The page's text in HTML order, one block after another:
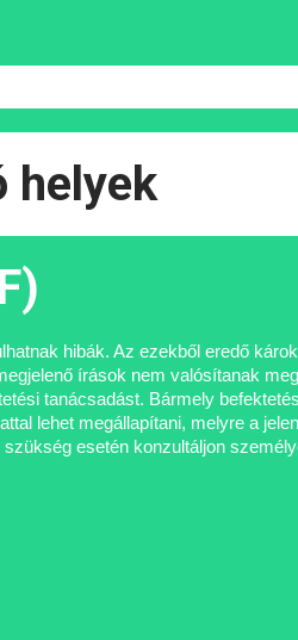
helyek
hibák. Az ezekből eredő
írások nem valósítanak
tanácsadást. Bármely
lehet megállapítani, melyre a
esetén konzultáljon